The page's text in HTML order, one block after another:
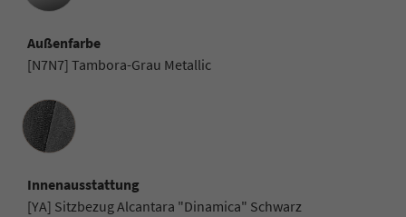
Außenfarbe
[N7N7] Tambora-Grau Metallic
Innenausstattung
Innenausstattung
[YA] Sitzbezug Alcantara "Dinamica" Schwarz